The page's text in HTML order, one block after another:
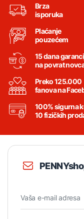
Brza
isporuka
Plaćanje
pouzećem
15 dana
na povrat
Preko 125.000
fanova na
100% sigurna
10 fizičkih